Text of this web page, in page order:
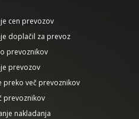
cen prevozov
doplačil za prevoz
prevoznikov
prevozov
preko več prevoznikov
prevoznikov
nakladanja